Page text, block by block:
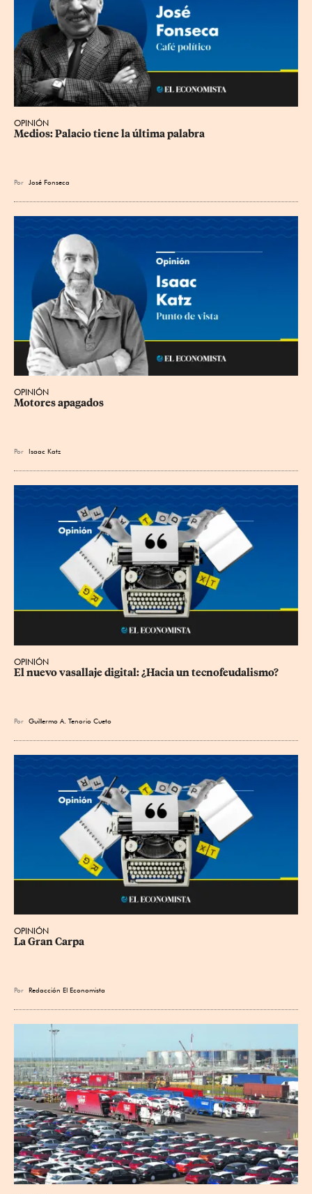
OPINIÓN
Medios: Palacio tiene la última palabra
Por José Fonseca
OPINIÓN
Motores apagados
Por Isaac Katz
OPINIÓN
El nuevo vasallaje digital: ¿Hacia un tecnofeudalismo?
Por Guillermo A. Tenorio Cueto
OPINIÓN
La Gran Carpa
Por Redacción El Economista